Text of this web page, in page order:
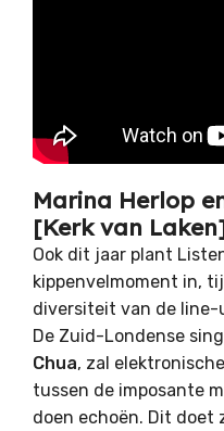
Marina Herlop
[Kerk van
Ook dit jaar plant
kippenvelmoment in,
diversiteit van de
De Zuid-Londense
Chua, zal
tussen de imposante
doen echoën. Dit doet